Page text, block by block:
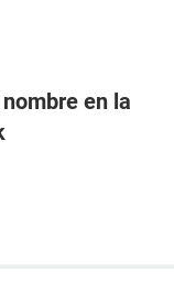
en la